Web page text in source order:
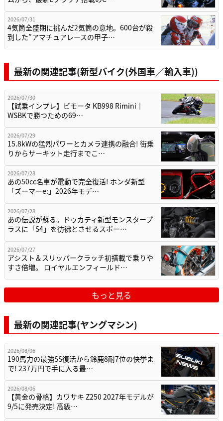
2026/07/31
4気筒全盛期に挑んだ2気筒の意地。600台が殺
到した”アマチュアレースの甲子…
最新の関連記事(新型バイク(外国車／輸入車))
2026/07/30
【試乗インプレ】ビモータ KB998 Rimini｜
WSBKで勝つための69…
2026/07/29
15.8kWの猛烈パワーとカメラ連携の融合! 街乗
りからサーキット走行までこ…
2026/07/28
あの50cc名車が電動で完全復活! ホンダ新型
「ズーマーe:」2026年モデ…
2026/07/28
あの伝説が蘇る。ドゥカティ新型モンスタープ
ラスに「S4」を彷彿とさせるスポー…
2026/07/27
アシスト＆スリッパークラッチ初搭載で乗りや
すさ倍増。 ロイヤルエンフィールド…
もっと見る
最新の関連記事(ヤングマシン)
2026/08/06
190馬力の最強SS復活から鈴鹿8耐7位の快挙ま
で! 237万円で手に入る最…
2026/08/06
【黄金の骨格】カワサキ Z250 2027年モデルが
9/5に発売決定! 高級…